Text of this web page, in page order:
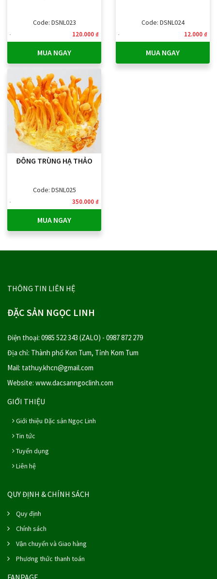
Code: DSNL023
120.000 ₫
MUA NGAY
Code: DSNL024
12.000 ₫
MUA NGAY
ĐÔNG TRÙNG HẠ THẢO
Code: DSNL025
350.000 ₫
MUA NGAY
THÔNG TIN LIÊN HỆ
ĐẶC SẢN NGỌC LINH
Điện thoại: 0985 522 343 (ZALO) - 0987 872 279
Địa chỉ: Thành phố Kon Tum, Tỉnh Kom Tum
Mail: tathuy.khcn@gmail.com
Website: www.dacsanngoclinh.com
GIỚI THIỆU
Giới thiệu Đặc sản Ngọc Linh
Tin tức
Tuyển dụng
Liên hệ
QUY ĐỊNH & CHÍNH SÁCH
Quy định
Chính sách
Vận chuyển và Giao hàng
Phương thức thanh toán